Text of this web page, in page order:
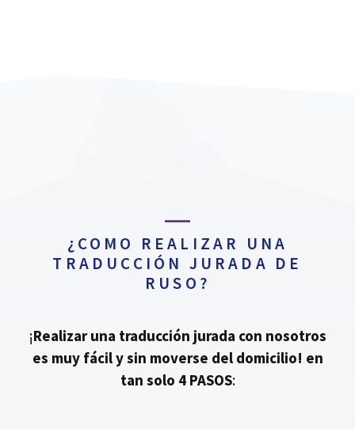
¿COMO REALIZAR UNA
TRADUCCIÓN JURADA DE
RUSO?
¡Realizar una traducción jurada con nosotros
es muy fácil y sin moverse del domicilio! en
tan solo 4 PASOS: